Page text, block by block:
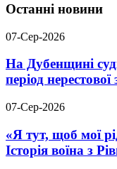
Останні новини
07-Сер-2026
На Дубенщині
період
07-Сер-2026
«Я тут, щоб мої
Історія воїна з